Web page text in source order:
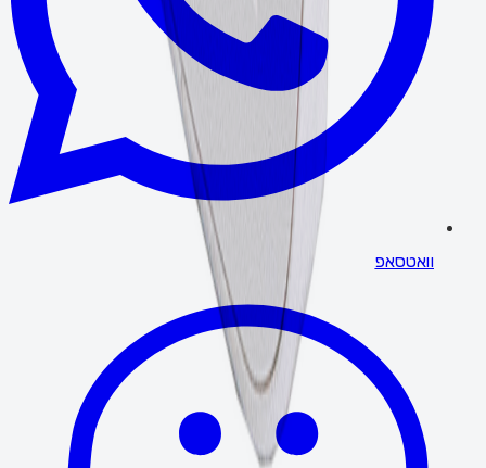
וואטסאפ